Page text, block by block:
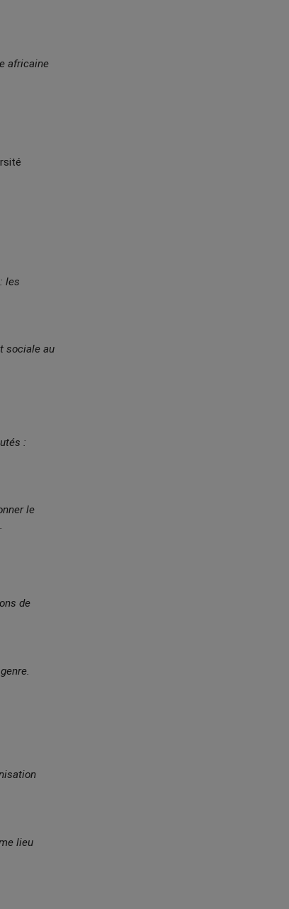
africaine
les
sociale au
:
le
de
lieu